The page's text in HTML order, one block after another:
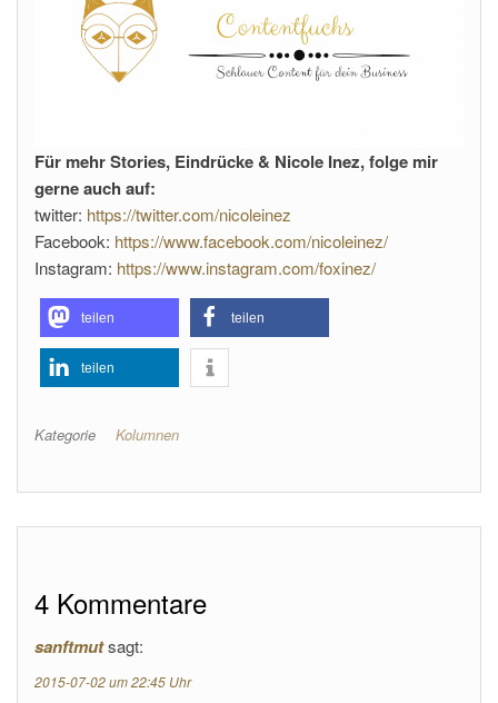
Für mehr Stories, Eindrücke & Nicole Inez, folge mir
gerne auch auf:
twitter: https://twitter.com/nicoleinez
Facebook: https://www.facebook.com/nicoleinez/
Instagram: https://www.instagram.com/foxinez/
teilen teilen
teilen
Kategorie Kolumnen
4 Kommentare
sanftmutsagt:
2015-07-02 um 22:45 Uhr